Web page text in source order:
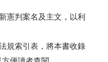
憲判案名及主文，以利
規索引表，將本書收錄